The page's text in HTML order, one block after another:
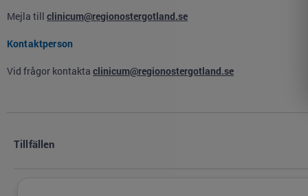
Mejla till clinicum@regionostergotland.se
Kontaktperson
Vid frågor kontakta clinicum@regionostergotland.se
Tillfällen